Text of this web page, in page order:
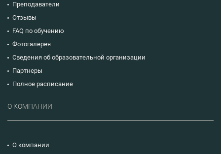
Преподаватели
Отзывы
FAQ по обучению
Фотогалерея
Сведения об образовательной организации
Партнеры
Полное расписание
О КОМПАНИИ
О компании